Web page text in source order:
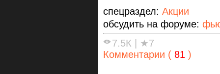
спецраздел: Акции
обсудить на форуме:
7.5К
★7
Комментарии ( 81 )